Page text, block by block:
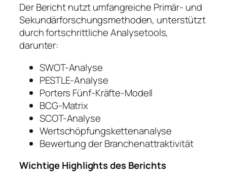
Der Bericht nutzt umfangreiche Primär- und
Sekundärforschungsmethoden, unterstützt
durch fortschrittliche Analysetools,
darunter:
SWOT-Analyse
PESTLE-Analyse
Porters Fünf-Kräfte-Modell
BCG-Matrix
SCOT-Analyse
Wertschöpfungskettenanalyse
Bewertung der Branchenattraktivität
Wichtige Highlights des Berichts